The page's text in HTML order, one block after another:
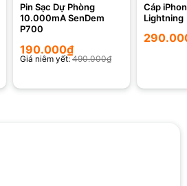
Pin Sạc Dự Phòng
10.000mA SenDem
P700
190.000₫
Giá niêm yết:490.000₫
Cáp
Lightning